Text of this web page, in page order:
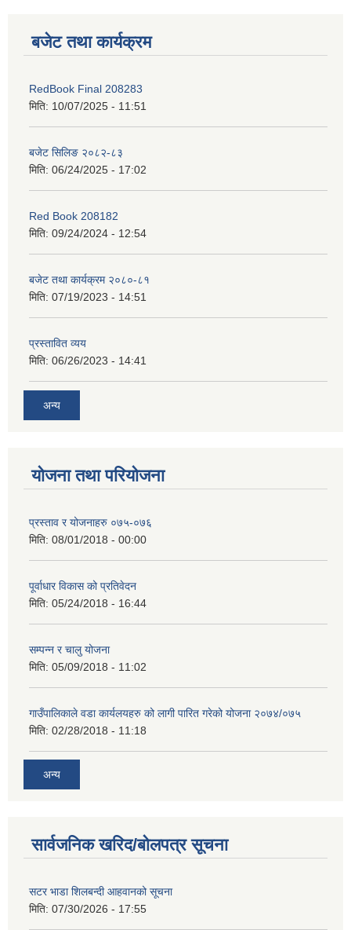
बजेट तथा कार्यक्रम
RedBook Final 208283
मिति: 10/07/2025 - 11:51
बजेट सिलिङ २०८२-८३
मिति: 06/24/2025 - 17:02
Red Book 208182
मिति: 09/24/2024 - 12:54
बजेट तथा कार्यक्रम २०८०-८१
मिति: 07/19/2023 - 14:51
प्रस्तावित व्यय
मिति: 06/26/2023 - 14:41
अन्य
योजना तथा परियोजना
प्रस्ताव र योजनाहरु ०७५-०७६
मिति: 08/01/2018 - 00:00
पूर्वाधार विकास को प्रतिवेदन
मिति: 05/24/2018 - 16:44
सम्पन्न र चालु योजना
मिति: 05/09/2018 - 11:02
गाउँपालिकाले वडा कार्यलयहरु को लागी पारित गरेको योजना २०७४/०७५
मिति: 02/28/2018 - 11:18
अन्य
सार्वजनिक खरिद/बोलपत्र सूचना
सटर भाडा शिलबन्दी आहवानको सूचना
मिति: 07/30/2026 - 17:55